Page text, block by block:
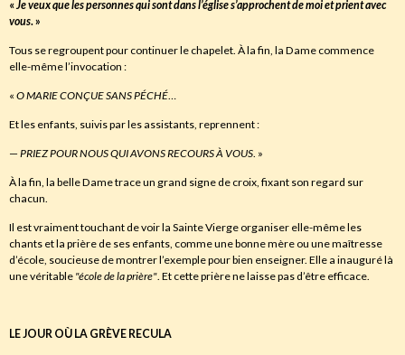
«Je veux que les personnes qui sont dans l’église s’approchent de moi et prient avec
vous.»
Tous se regroupent pour continuer le chapelet. À la fin, la Dame commence
elle-même l’invocation :
« OMARIE CONÇUE SANS PÉCHÉ…
Et les enfants, suivis par les assistants, reprennent :
— PRIEZ POUR NOUS QUI AVONS RECOURS À VOUS. »
À la fin, la belle Dame trace un grand signe de croix, fixant son regard sur
chacun.
Il est vraiment touchant de voir la Sainte Vierge organiser elle-même les
chants et la prière de ses enfants, comme une bonne mère ou une maîtresse
d’école, soucieuse de montrer l’exemple pour bien enseigner. Elle a inauguré là
une véritable "école de la prière". Et cette prière ne laisse pas d’être efficace.
LE JOUR OÙ LA GRÈVE RECULA